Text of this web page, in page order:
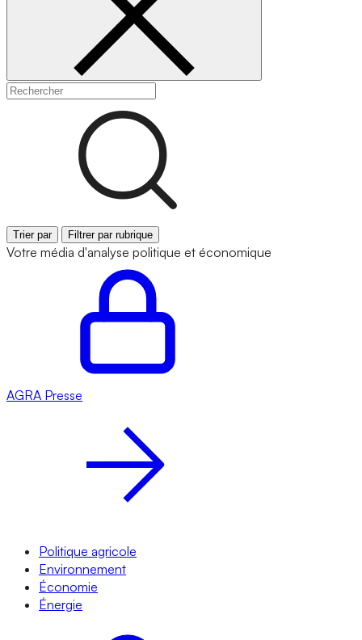
Trier par Filtrer par rubrique
Votre média d'analyse politique et économique
AGRA Presse
Politique agricole
Environnement
Économie
Énergie